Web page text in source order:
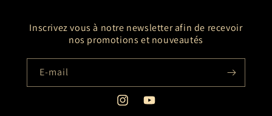
Inscrivez vous à notre newsletter afin de recevoir
nos promotions et nouveautés
E-mail
InstagramYouTube